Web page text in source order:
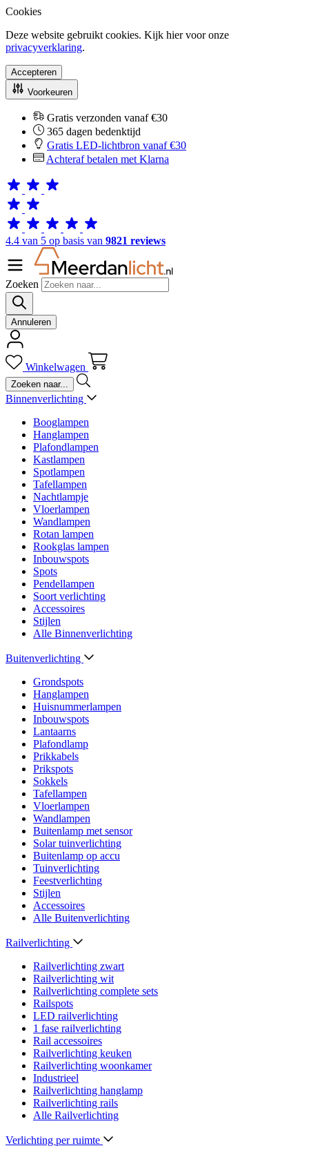
Cookies
Deze website gebruikt cookies. Kijk hier voor onze
privacyverklaring.
Accepteren
Voorkeuren
Gratis verzonden vanaf €30
365 dagen bedenktijd
Gratis LED-lichtbron vanaf €30
Achteraf betalen met Klarna
4.4 van 5 op basis van 9821 reviews
Zoeken
Annuleren
Winkelwagen
Binnenverlichting
Booglampen
Hanglampen
Plafondlampen
Kastlampen
Spotlampen
Tafellampen
Nachtlampje
Vloerlampen
Wandlampen
Rotan lampen
Rookglas lampen
Inbouwspots
Spots
Pendellampen
Soort verlichting
Accessoires
Stijlen
Alle Binnenverlichting
Buitenverlichting
Grondspots
Hanglampen
Huisnummerlampen
Inbouwspots
Lantaarns
Plafondlamp
Prikkabels
Prikspots
Sokkels
Tafellampen
Vloerlampen
Wandlampen
Buitenlamp met sensor
Solar tuinverlichting
Buitenlamp op accu
Tuinverlichting
Feestverlichting
Stijlen
Accessoires
Alle Buitenverlichting
Railverlichting
Railverlichting zwart
Railverlichting wit
Railverlichting complete sets
Railspots
LED railverlichting
1 fase railverlichting
Rail accessoires
Railverlichting keuken
Railverlichting woonkamer
Industrieel
Railverlichting hanglamp
Railverlichting rails
Alle Railverlichting
Verlichting per ruimte